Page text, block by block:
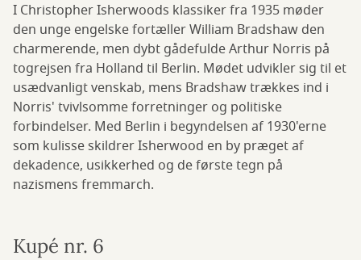
I Christopher Isherwoods klassiker fra 1935 møder
den unge engelske fortæller William Bradshaw den
charmerende, men dybt gådefulde Arthur Norris på
togrejsen fra Holland til Berlin. Mødet udvikler sig til et
usædvanligt venskab, mens Bradshaw trækkes ind i
Norris' tvivlsomme forretninger og politiske
forbindelser. Med Berlin i begyndelsen af 1930'erne
som kulisse skildrer Isherwood en by præget af
dekadence, usikkerhed og de første tegn på
nazismens fremmarch.
Kupé nr. 6